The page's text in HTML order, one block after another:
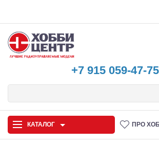
+7 915 059-47-75
КАТАЛОГ ПРО